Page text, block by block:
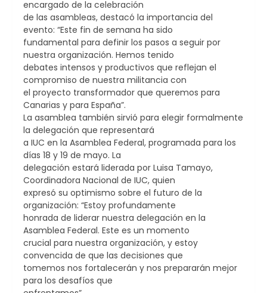
encargado de la celebración
de las asambleas, destacó la importancia del
evento: “Este fin de semana ha sido
fundamental para definir los pasos a seguir por
nuestra organización. Hemos tenido
debates intensos y productivos que reflejan el
compromiso de nuestra militancia con
el proyecto transformador que queremos para
Canarias y para España”.
La asamblea también sirvió para elegir formalmente
la delegación que representará
a IUC en la Asamblea Federal, programada para los
días 18 y 19 de mayo. La
delegación estará liderada por Luisa Tamayo,
Coordinadora Nacional de IUC, quien
expresó su optimismo sobre el futuro de la
organización: “Estoy profundamente
honrada de liderar nuestra delegación en la
Asamblea Federal. Este es un momento
crucial para nuestra organización, y estoy
convencida de que las decisiones que
tomemos nos fortalecerán y nos prepararán mejor
para los desafíos que